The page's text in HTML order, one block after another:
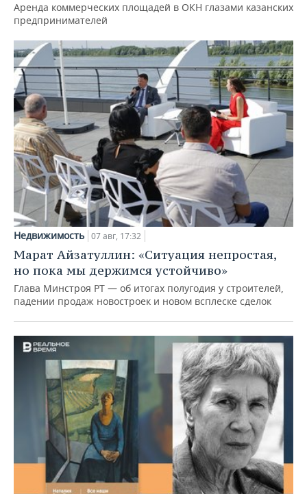
Аренда коммерческих площадей в ОКН глазами казанских
предпринимателей
Недвижимость 07 авг, 17:32
Марат Айзатуллин: «Ситуация непростая,
но пока мы держимся устойчиво»
Глава Минстроя РТ — об итогах полугодия у строителей,
падении продаж новостроек и новом всплеске сделок